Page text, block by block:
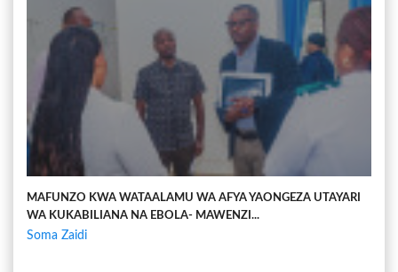
MAFUNZO KWA WATAALAMU WA AFYA YAONGEZA UTAYARI
WA KUKABILIANA NA EBOLA- MAWENZI...
Soma Zaidi